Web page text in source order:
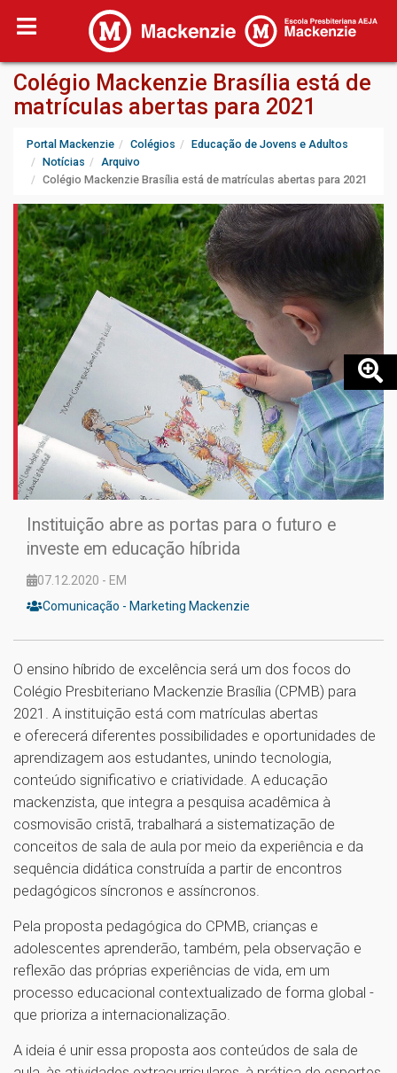
Colégio Mackenzie Brasília está de
matrículas abertas para 2021
Portal Mackenzie Colégios
Educação de Jovens e Adultos
Notícias
Arquivo
Colégio Mackenzie Brasília está de matrículas abertas para 2021
Instituição abre as portas para o futuro e
investe em educação híbrida
07.12.2020 - EM
Comunicação - Marketing Mackenzie
O ensino híbrido de excelência será um dos focos do
Colégio Presbiteriano Mackenzie Brasília (CPMB) para
2021. A instituição está com matrículas abertas
e oferecerá diferentes possibilidades e oportunidades de
aprendizagem aos estudantes, unindo tecnologia,
conteúdo significativo e criatividade. A educação
mackenzista, que integra a pesquisa acadêmica à
cosmovisão cristã, trabalhará a sistematização de
conceitos de sala de aula por meio da experiência e da
sequência didática construída a partir de encontros
pedagógicos síncronos e assíncronos.
Pela proposta pedagógica do CPMB, crianças e
adolescentes aprenderão, também, pela observação e
reflexão das próprias experiências de vida, em um
processo educacional contextualizado de forma global -
que prioriza a internacionalização.
A ideia é unir essa proposta aos conteúdos de sala de